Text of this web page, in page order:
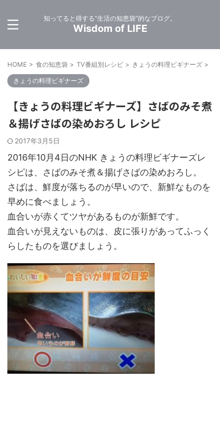
知ってると得する”生活の知恵袋”的なブログ。
Wisdom of LIFE
HOME > 食の知恵袋 > TV番組別レシピ > きょうの料理ビギナーズ >
きょうの料理ビギナーズ
【きょうの料理ビギナーズ】さばのみそ煮
＆揚げさばの染めおろし レシピ
2017年3月5日
2016年10月4日のNHK きょうの料理ビギナーズレ
シピは、さばのみそ煮＆揚げさばの染めおろし。
さばは、鮮度が落ちるのが早いので、新鮮なものを
早めに食べましょう。
血合いが赤くてツヤがあるものが新鮮です。
血合いが見えないものは、皮に張りがあってふっく
らしたものを選びましょう。